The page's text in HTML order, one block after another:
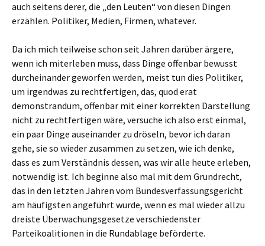
auch seitens derer, die „den Leuten“ von diesen Dingen
erzählen. Politiker, Medien, Firmen, whatever.
Da ich mich teilweise schon seit Jahren darüber ärgere,
wenn ich miterleben muss, dass Dinge offenbar bewusst
durcheinander geworfen werden, meist tun dies Politiker,
um irgendwas zu rechtfertigen, das, quod erat
demonstrandum, offenbar mit einer korrekten Darstellung
nicht zu rechtfertigen wäre, versuche ich also erst einmal,
ein paar Dinge auseinander zu dröseln, bevor ich daran
gehe, sie so wieder zusammen zu setzen, wie ich denke,
dass es zum Verständnis dessen, was wir alle heute erleben,
notwendig ist. Ich beginne also mal mit dem Grundrecht,
das in den letzten Jahren vom Bundesverfassungsgericht
am häufigsten angeführt wurde, wenn es mal wieder allzu
dreiste Überwachungsgesetze verschiedenster
Parteikoalitionen in die Rundablage beförderte.